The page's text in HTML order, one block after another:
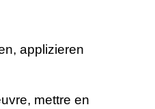
applizieren
mettre en